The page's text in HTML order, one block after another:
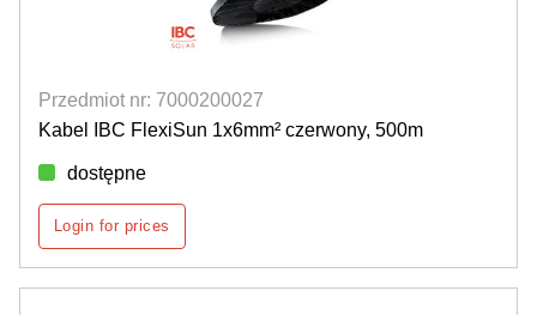
Przedmiot nr: 7000200027
Kabel IBC FlexiSun 1x6mm² czerwony, 500m
dostępne
Login for prices